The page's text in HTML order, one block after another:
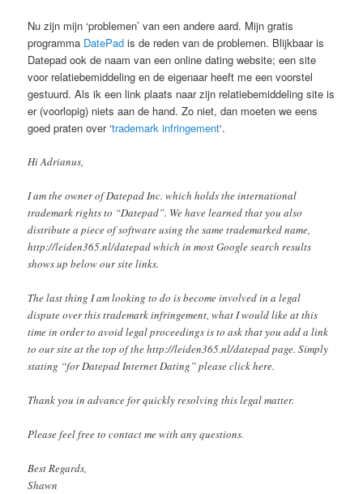
Nu zijn mijn ‘problemen’ van een andere aard. Mijn gratis
programma DatePad is de reden van de problemen. Blijkbaar is
Datepad ook de naam van een online dating website; een site
voor relatiebemiddeling en de eigenaar heeft me een voorstel
gestuurd. Als ik een link plaats naar zijn relatiebemiddeling site is
er (voorlopig) niets aan de hand. Zo niet, dan moeten we eens
goed praten over ‘trademark infringement‘.
Hi Adrianus,
I am the owner of Datepad Inc. which holds the international
trademark rights to “Datepad”. We have learned that you also
distribute a piece of software using the same trademarked name,
http://leiden365.nl/datepad which in most Google search results
shows up below our site links.
The last thing I am looking to do is become involved in a legal
dispute over this trademark infringement, what I would like at this
time in order to avoid legal proceedings is to ask that you add a link
to our site at the top of the http://leiden365.nl/datepad page. Simply
stating “for Datepad Internet Dating” please click here.
Thank you in advance for quickly resolving this legal matter.
Please feel free to contact me with any questions.
Best Regards,
Shawn